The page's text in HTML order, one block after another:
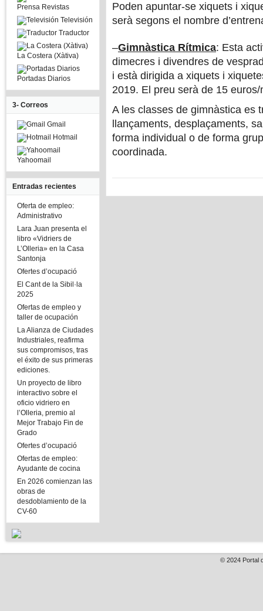
Prensa Revistas
Televisión
Traductor
La Costera (Xàtiva)
Portadas Diarios
3- Correos
Gmail
Hotmail
Yahoomail
Entradas recientes
Oferta de empleo:
Administrativo
Lara Juan presenta el
libro «Vidriers de
L’Olleria» en la Casa
Santonja
Ofertes d’ocupació
El Cant de la Sibil·la
2025
Ofertas de empleo y
taller de ocupación
La Alianza de Ciudades
Industriales, reafirma
sus compromisos, tras
el éxito de sus primeras
ediciones.
Un proyecto de libro
interactivo sobre el
oficio vidriero en
l’Olleria, premio al
Mejor Trabajo Fin de
Grado
Ofertes d’ocupació
Ofertas de empleo:
Ayudante de cocina
En 2026 comienzan las
obras de
desdoblamiento de la
CV-60
Poden apuntar-se xiquets i
serà segons el nombre
–Gimnàstica Rítmica: Esta
dimecres i divendres de
i està dirigida a xiquets i
2019. El preu serà de 15 euros/
A les classes de gimnàstica es
llançaments, desplaçaments,
forma individual o de forma
coordinada.
© 2024 Portal